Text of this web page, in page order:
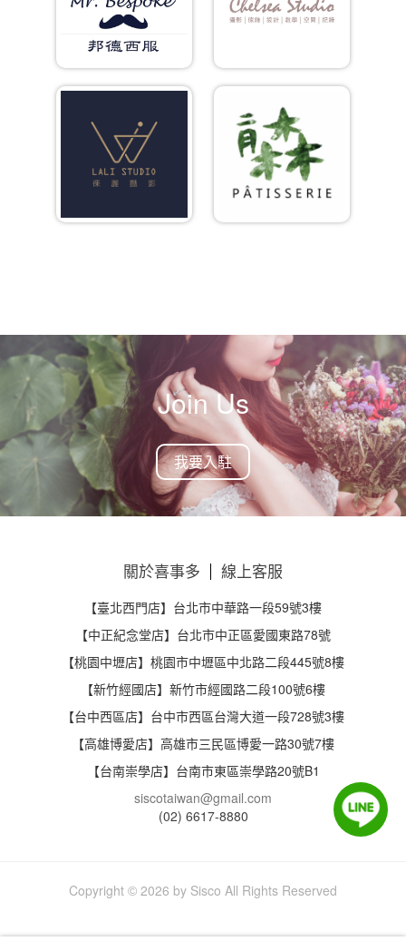
Join Us
我要入駐
關於喜事多 線上客服
【臺北西門店】台北市中華路一段59號3樓
【中正紀念堂店】台北市中正區愛國東路78號
【桃園中壢店】桃園市中壢區中北路二段445號8樓
【新竹經國店】新竹市經國路二段100號6樓
【台中西區店】台中市西區台灣大道一段728號3樓
【高雄博愛店】高雄市三民區博愛一路30號7樓
【台南崇學店】台南市東區崇學路20號B1
siscotaiwan@gmail.com
(02) 6617-8880
Copyright © 2026 by Sisco All Rights Reserved